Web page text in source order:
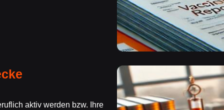
aktiv werden bzw. Ihre